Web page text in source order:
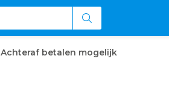
Achteraf betalen mogelijk